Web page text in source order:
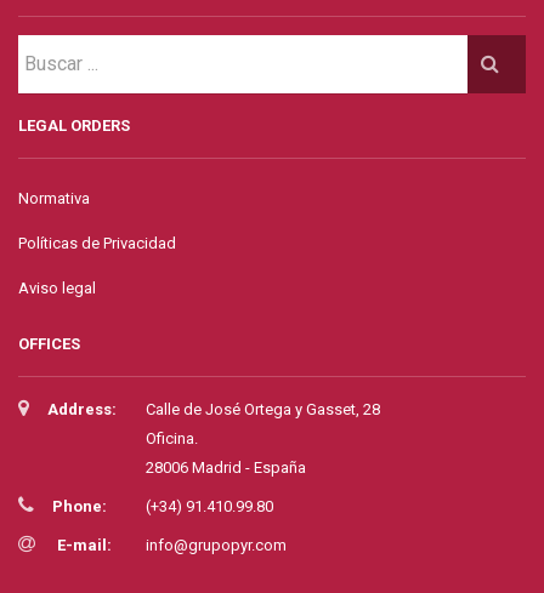
LEGAL ORDERS
Normativa
Políticas de Privacidad
Aviso legal
OFFICES
Address:
Calle de José Ortega y Gasset, 28
Oficina.
28006 Madrid - España
Phone: (+34) 91.410.99.80
E-mail: info@grupopyr.com